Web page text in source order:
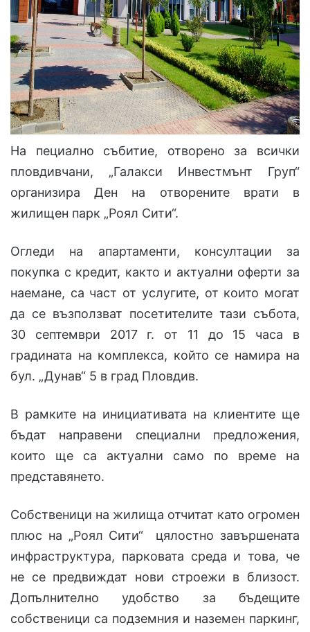
На пециално събитие, отворено за всички
пловдивчани, „Галакси Инвестмънт Груп“
организира Ден на отворените врати в
жилищен парк „Роял Сити“.
Огледи на апартаменти, консултации за
покупка с кредит, както и актуални оферти за
наемане, са част от услугите, от които могат
да се възползват посетителите тази събота,
30 септември 2017 г. от 11 до 15 часа в
градината на комплекса, който се намира на
бул. „Дунав“ 5 в град Пловдив.
В рамките на инициативата на клиентите ще
бъдат направени специални предложения,
които ще са актуални само по време на
представянето.
Собственици на жилища отчитат като огромен
плюс на „Роял Сити“ цялостно завършената
инфраструктура, парковата среда и това, че
не се предвиждат нови строежи в близост.
Допълнително удобство за бъдещите
собственици са подземния и наземен паркинг,